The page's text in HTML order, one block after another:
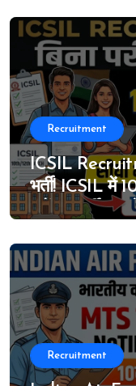
Recruitment
ICSIL
भर्ती! ICSIL में
पदों पर भर्ती
Recruitment